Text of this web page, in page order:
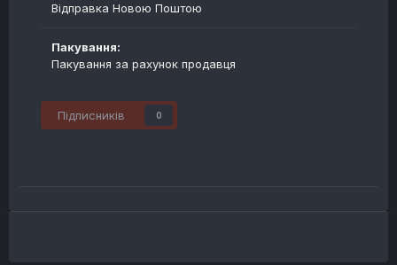
Відправка Новою Поштою
Пакування:
Пакування за рахунок продавця
Підписників 0